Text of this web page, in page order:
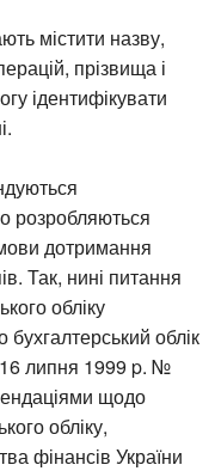
містити назву,
прізвища і
ідентифікувати
розробляються
дотримання
Так, нині питання
обліку
облік
16 липня 1999 p. №
щодо
обліку,
фінансів України